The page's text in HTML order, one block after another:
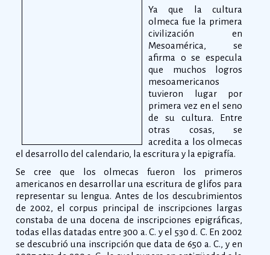
Ya que la cultura
olmeca fue la primera
civilización en
Mesoamérica, se
afirma o se especula
que muchos logros
mesoamericanos
tuvieron lugar por
primera vez en el seno
de su cultura. Entre
otras cosas, se
acredita a los olmecas
el desarrollo del calendario, la escritura y la epigrafía.
Se cree que los olmecas fueron los primeros
americanos en desarrollar una escritura de glifos para
representar su lengua. Antes de los descubrimientos
de 2002, el corpus principal de inscripciones largas
constaba de una docena de inscripciones epigráficas,
todas ellas datadas entre 300 a. C. y el 530 d. C. En 2002
se descubrió una inscripción que data de 650 a. C., y en